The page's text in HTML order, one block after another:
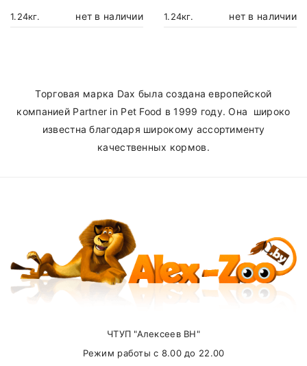
1.24кг. нет в наличии 1.24кг. нет в наличии
Торговая марка Dax была создана европейской
компанией Partner in Pet Food в 1999 году. Она широко
известна благодаря широкому ассортименту
качественных кормов.
ЧТУП "Алексеев ВН"
Режим работы с 8.00 до 22.00